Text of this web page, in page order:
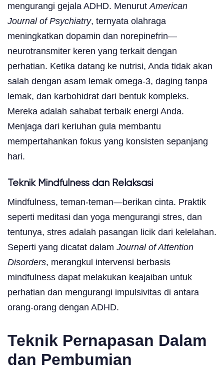
mengurangi gejala ADHD. Menurut American
Journal of Psychiatry, ternyata olahraga
meningkatkan dopamin dan norepinefrin—
neurotransmiter keren yang terkait dengan
perhatian. Ketika datang ke nutrisi, Anda tidak akan
salah dengan asam lemak omega-3, daging tanpa
lemak, dan karbohidrat dari bentuk kompleks.
Mereka adalah sahabat terbaik energi Anda.
Menjaga dari keriuhan gula membantu
mempertahankan fokus yang konsisten sepanjang
hari.
Teknik Mindfulness dan Relaksasi
Mindfulness, teman-teman—berikan cinta. Praktik
seperti meditasi dan yoga mengurangi stres, dan
tentunya, stres adalah pasangan licik dari kelelahan.
Seperti yang dicatat dalam Journal of Attention
Disorders, merangkul intervensi berbasis
mindfulness dapat melakukan keajaiban untuk
perhatian dan mengurangi impulsivitas di antara
orang-orang dengan ADHD.
Teknik Pernapasan Dalam
dan Pembumian